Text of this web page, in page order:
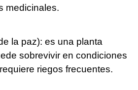
medicinales.
la paz): es una planta
sobrevivir en condiciones
riegos frecuentes.